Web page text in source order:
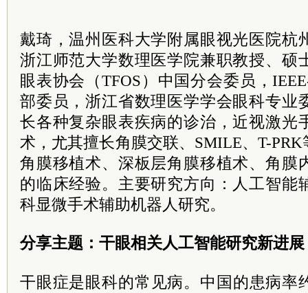
戴琦，温州医科大学附属眼视光医院杭
浙江师范大学数理医学院兼职教授、硕
眼表协会（TFOS）中国分会委员，
部委员，浙江省数理医学学会眼科专业
长各种复杂眼表疾病的诊治，近视激光
术，尤其擅长角膜交联、SMILE、T-
角膜移植术、深板层角膜移植术、角膜
的临床经验。主要研究方向：人工智能
科显微手术辅助机器人研究。
分享主题：干眼相关人工智能研究新进展
干眼症是眼科的常见病。中国的患病率